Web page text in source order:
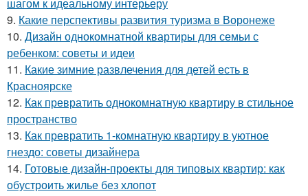
шагом к идеальному интерьеру
9. Какие перспективы развития туризма в Воронеже
10. Дизайн однокомнатной квартиры для семьи с
ребенком: советы и идеи
11. Какие зимние развлечения для детей есть в
Красноярске
12. Как превратить однокомнатную квартиру в стильное
пространство
13. Как превратить 1-комнатную квартиру в уютное
гнездо: советы дизайнера
14. Готовые дизайн-проекты для типовых квартир: как
обустроить жилье без хлопот